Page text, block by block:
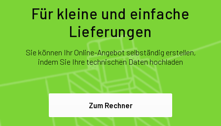
Für kleine und einfache
Lieferungen
Sie können Ihr Online-Angebot selbständig erstellen,
indem Sie Ihre technischen Daten hochladen
Zum Rechner